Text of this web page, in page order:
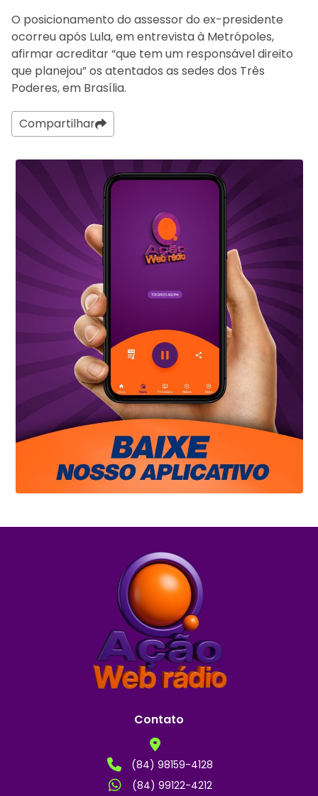
O posicionamento do assessor do ex-presidente
ocorreu após Lula, em entrevista à Metrópoles,
afirmar acreditar “que tem um responsável direito
que planejou” os atentados as sedes dos Três
Poderes, em Brasília.
Compartilhar
Contato
(84) 98159-4128
(84) 99122-4212